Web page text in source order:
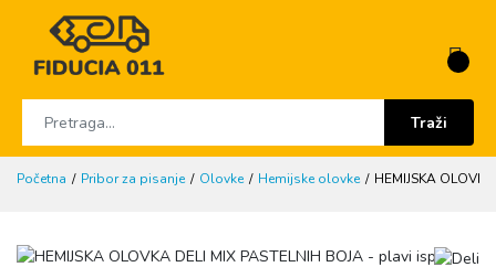
Traži
Početna Pribor za pisanje Olovke Hemijske olovke HEMIJSKA